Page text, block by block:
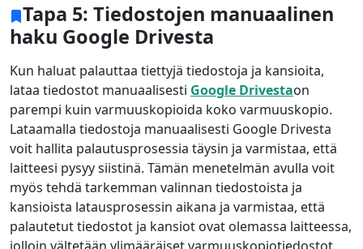
Tapa 5: Tiedostojen manuaalinen
haku Google Drivesta
Kun haluat palauttaa tiettyjä tiedostoja ja kansioita,
lataa tiedostot manuaalisesti Google Drivestaon
parempi kuin varmuuskopioida koko varmuuskopio.
Lataamalla tiedostoja manuaalisesti Google Drivesta
voit hallita palautusprosessia täysin ja varmistaa, että
laitteesi pysyy siistinä. Tämän menetelmän avulla voit
myös tehdä tarkemman valinnan tiedostoista ja
kansioista latausprosessin aikana ja varmistaa, että
palautetut tiedostot ja kansiot ovat olemassa laitteessa,